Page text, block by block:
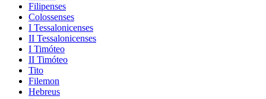
Filipenses
Colossenses
I Tessalonicenses
II Tessalonicenses
I Timóteo
II Timóteo
Tito
Filemon
Hebreus